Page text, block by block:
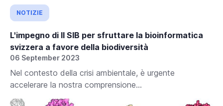
NOTIZIE
L'impegno di Il SIB per sfruttare la bioinformatica
svizzera a favore della biodiversità
06 September 2023
Nel contesto della crisi ambientale, è urgente
accelerare la nostra comprensione...